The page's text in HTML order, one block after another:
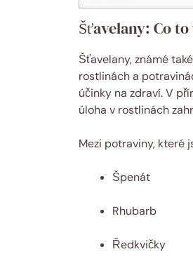
Šťavelany: Co
Šťavelany, známé
rostlinách a
účinky na zdraví. V
úloha v rostlinách
Mezi potraviny, které
Špenát
Rhubarb
Ředkvičky